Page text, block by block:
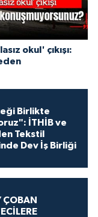
okul' çıkışı:
Birlikte
İTHİB ve
Tekstil
Dev İş Birliği
ÇOBAN